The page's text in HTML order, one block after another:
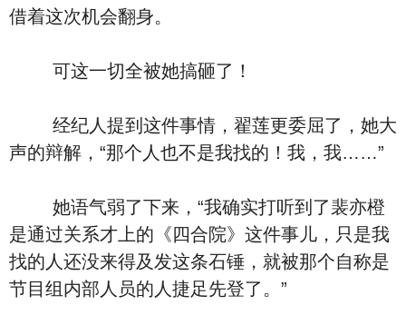
借着这次机会翻身。
可这一切全被她搞砸了！
经纪人提到这件事情，翟莲更委屈了，她大
声的辩解，“那个人也不是我找的！我，我……”
她语气弱了下来，“我确实打听到了裴亦橙
是通过关系才上的《四合院》这件事儿，只是我
找的人还没来得及发这条石锤，就被那个自称是
节目组内部人员的人捷足先登了。”